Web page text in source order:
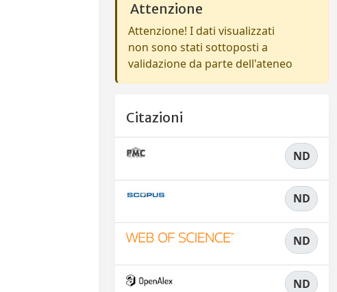
Attenzione
Attenzione! I dati visualizzati
non sono stati sottoposti a
validazione da parte dell'ateneo
Citazioni
ND
ND
ND
ND